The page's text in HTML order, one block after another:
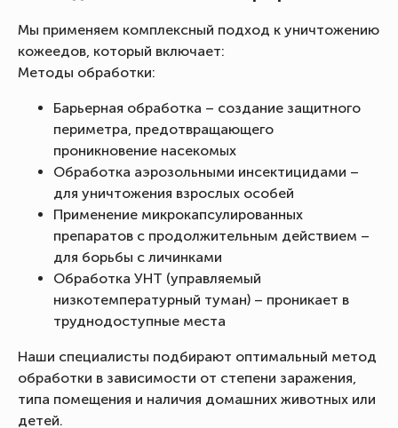
Мы применяем комплексный подход к уничтожению
кожеедов, который включает:
Методы обработки:
Барьерная обработка – создание защитного
периметра, предотвращающего
проникновение насекомых
Обработка аэрозольными инсектицидами –
для уничтожения взрослых особей
Применение микрокапсулированных
препаратов с продолжительным действием –
для борьбы с личинками
Обработка УНТ (управляемый
низкотемпературный туман) – проникает в
труднодоступные места
Наши специалисты подбирают оптимальный метод
обработки в зависимости от степени заражения,
типа помещения и наличия домашних животных или
детей.